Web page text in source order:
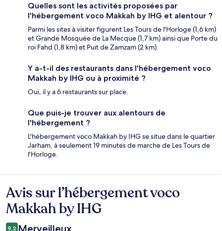
Quelles sont les activités proposées par
l'hébergement voco Makkah by IHG et alentour ?
Parmi les sites à visiter figurent Les Tours de l'Horloge (1,6 km)
et Grande Mosquée de La Mecque (1,7 km) ainsi que Porte du
roi Fahd (1,8 km) et Puit de Zamzam (2 km).
Y a-t-il des restaurants dans l'hébergement voco
Makkah by IHG ou à proximité ?
Oui, il y a 6 restaurants sur place.
Que puis-je trouver aux alentours de
l'hébergement ?
L'hébergement voco Makkah by IHG se situe dans le quartier
Jarham, à seulement 19 minutes de marche de Les Tours de
l'Horloge.
Avis
Avis sur l’hébergement voco
Makkah by IHG
9,2 Merveilleux